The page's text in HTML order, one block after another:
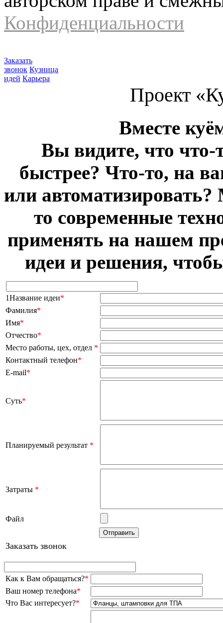
Конфиденциальности
Заказать
звонок Кузница
идей Карьера
Проект
Вместе
Вы видите, что
быстрее? Что-то, на
или
то современные
применять на нашем
идеи и решения,
1Название идеи*
Фамилия*
Имя*
Отчество*
Место работы, цех, отдел *
Контактный телефон*
E-mail*
Суть*
Планируемый результат *
Затраты *
Файл
Заказать звонок
Как к Вам обращаться?*
Ваш номер телефона*
Что Вас интересует?*